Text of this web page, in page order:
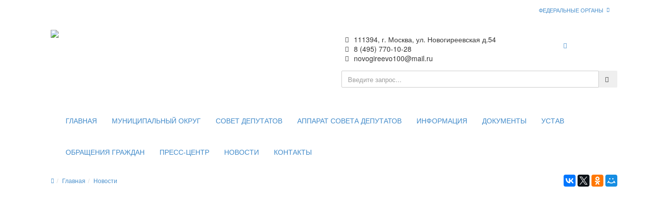
ФЕДЕРАЛЬНЫЕ ОРГАНЫ
111394, г. Москва, ул. Новогиреевская д.54
8 (495) 770-10-28
novogireevo100@mail.ru
ГЛАВНАЯ МУНИЦИПАЛЬНЫЙ ОКРУГ СОВЕТ ДЕПУТАТОВ АППАРАТ СОВЕТА ДЕПУТАТОВ ИНФОРМАЦИЯ ДОКУМЕНТЫ УСТАВ
ОБРАЩЕНИЯ ГРАЖДАН ПРЕСС-ЦЕНТР НОВОСТИ КОНТАКТЫ
Главная Новости